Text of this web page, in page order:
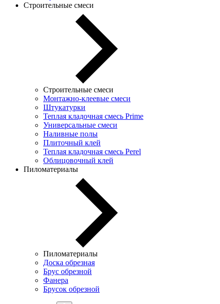
Строительные смеси
Строительные смеси
Монтажно-клеевые смеси
Штукатурки
Теплая кладочная смесь Prime
Универсальные смеси
Наливные полы
Плиточный клей
Теплая кладочная смесь Perel
Облицовочный клей
Пиломатериалы
Пиломатериалы
Доска обрезная
Брус обрезной
Фанера
Брусок обрезной